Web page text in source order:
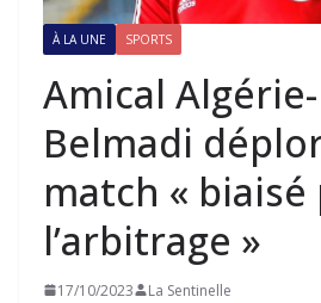
À LA UNE SPORTS
Amical
Belmadi
match « biaisé
l’arbitrage »
17/10/2023 La Sentinelle